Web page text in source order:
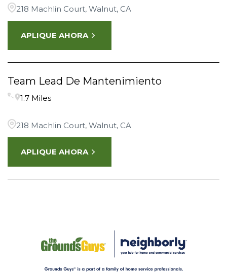
218 Machlin Court, Walnut, CA
APLIQUE AHORA
Team Lead De Mantenimiento
1.7 Miles
218 Machlin Court, Walnut, CA
APLIQUE AHORA